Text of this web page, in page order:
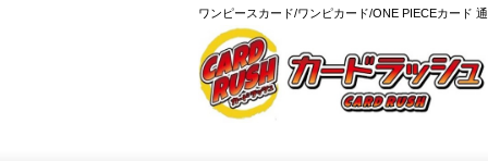
ワンピースカード/ワンピカード/ONE PIECEカード